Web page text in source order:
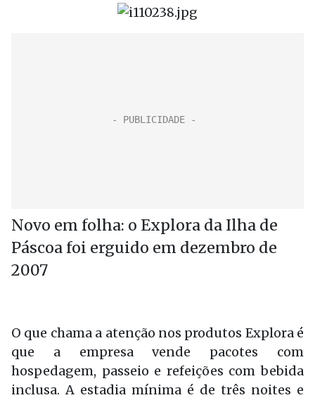
Novo em folha: o Explora da Ilha de
Páscoa foi erguido em dezembro de
2007
O que chama a atenção nos produtos Explora é
que a empresa vende pacotes com
hospedagem, passeio e refeições com bebida
inclusa. A estadia mínima é de três noites e